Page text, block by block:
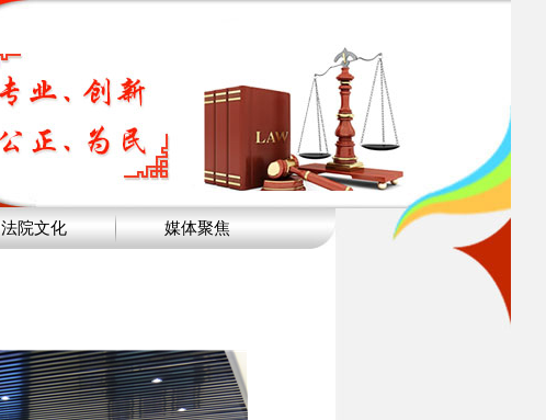
法院文化 媒体聚焦